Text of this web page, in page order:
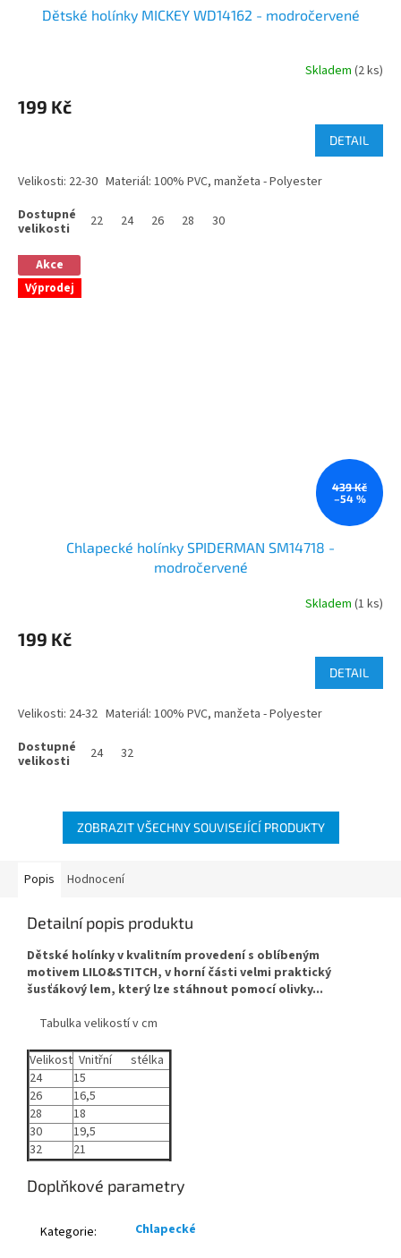
Dětské holínky MICKEY WD14162 - modročervené
Skladem (2 ks)
199 Kč
DETAIL
Velikosti: 22-30 Materiál: 100% PVC, manžeta - Polyester
22 24 26 28 30
Akce
Výprodej
439 Kč
–54 %
Chlapecké holínky SPIDERMAN SM14718 -
modročervené
Skladem (1 ks)
199 Kč
DETAIL
Velikosti: 24-32 Materiál: 100% PVC, manžeta - Polyester
24 32
ZOBRAZIT VŠECHNY SOUVISEJÍCÍ PRODUKTY
Popis Hodnocení
Detailní popis produktu
Dětské holínky v kvalitním provedení s oblíbeným
motivem LILO&STITCH, v horní části velmi praktický
šusťákový lem, který lze stáhnout pomocí olivky...
Tabulka velikostí v cm
Velikost Vnitřní stélka
24
15
26
16,5
28
18
30
19,5
32
21
Doplňkové parametry
Kategorie: Chlapecké